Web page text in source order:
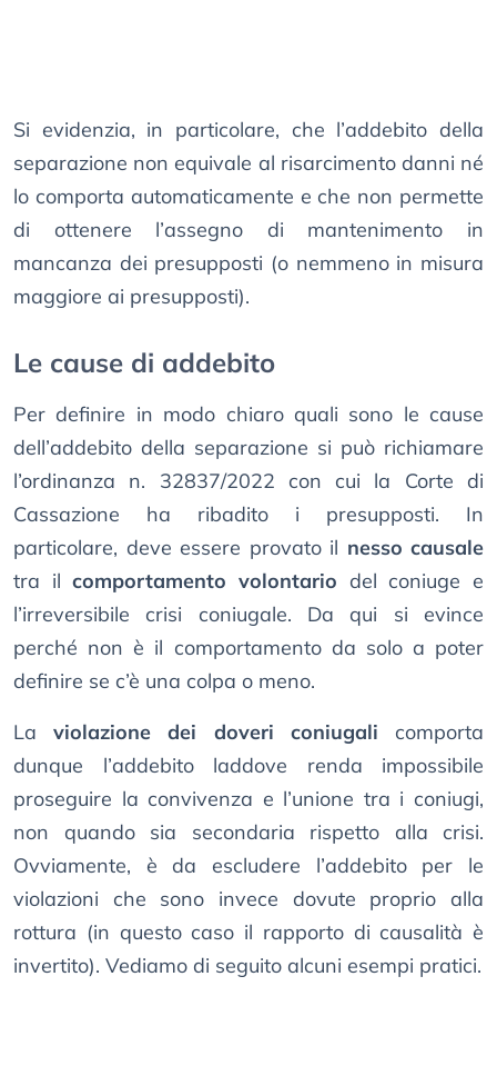
Si evidenzia, in particolare, che l’addebito della
separazione non equivale al risarcimento danni né
lo comporta automaticamente e che non permette
di ottenere l’assegno di mantenimento in
mancanza dei presupposti (o nemmeno in misura
maggiore ai presupposti).
Le cause di addebito
Per definire in modo chiaro quali sono le cause
dell’addebito della separazione si può richiamare
l’ordinanza n. 32837/2022 con cui la Corte di
Cassazione ha ribadito i presupposti. In
particolare, deve essere provato il nesso causale
tra ilcomportamento volontario del coniuge e
l’irreversibile crisi coniugale. Da qui si evince
perché non è il comportamento da solo a poter
definire se c’è una colpa o meno.
Laviolazione dei doveri coniugali comporta
dunque l’addebito laddove renda impossibile
proseguire la convivenza e l’unione tra i coniugi,
non quando sia secondaria rispetto alla crisi.
Ovviamente, è da escludere l’addebito per le
violazioni che sono invece dovute proprio alla
rottura (in questo caso il rapporto di causalità è
invertito). Vediamo di seguito alcuni esempi pratici.